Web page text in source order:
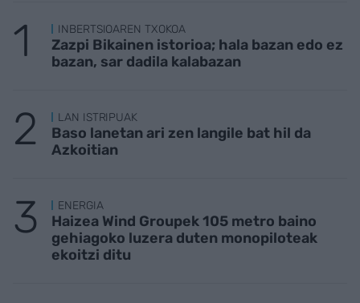
INBERTSIOAREN TXOKOA
Zazpi Bikainen istorioa; hala bazan edo ez
bazan, sar dadila kalabazan
LAN ISTRIPUAK
Baso lanetan ari zen langile bat hil da
Azkoitian
ENERGIA
Haizea Wind Groupek 105 metro baino
gehiagoko luzera duten monopiloteak
ekoitzi ditu